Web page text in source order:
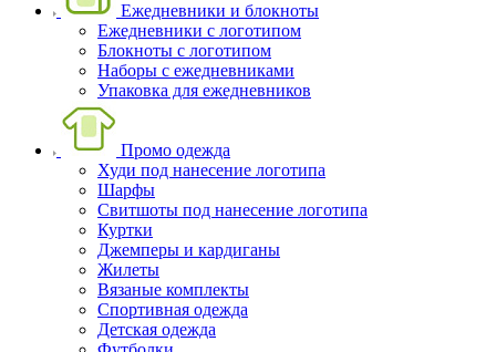
Ежедневники и блокноты
Ежедневники с логотипом
Блокноты с логотипом
Наборы с ежедневниками
Упаковка для ежедневников
Промо одежда
Худи под нанесение логотипа
Шарфы
Свитшоты под нанесение логотипа
Куртки
Джемперы и кардиганы
Жилеты
Вязаные комплекты
Спортивная одежда
Детская одежда